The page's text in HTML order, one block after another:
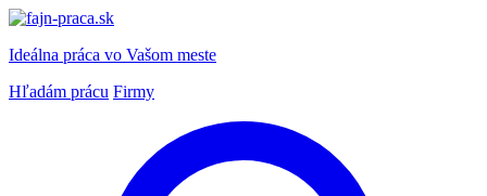
Ideálna práca vo Vašom meste
Hľadám prácu Firmy